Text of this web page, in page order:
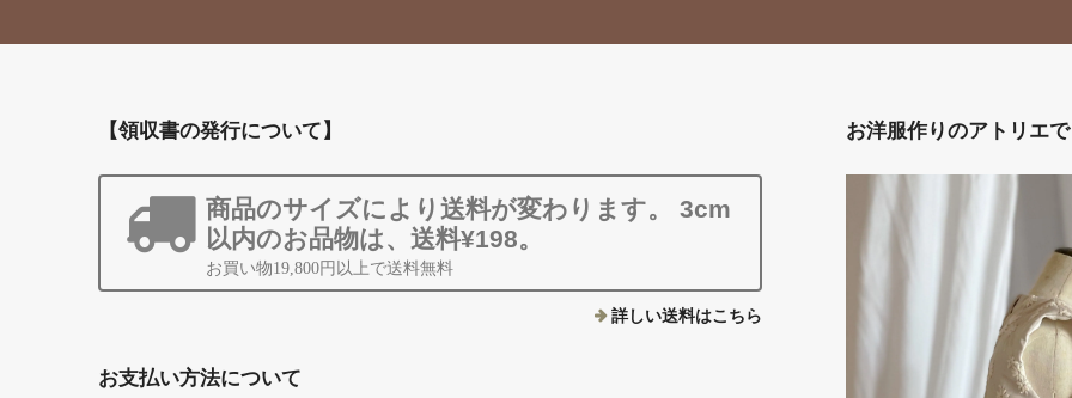
【領収書の発行について】
商品のサイズにより送料が変わります。 3cm
以内のお品物は、送料¥198。
お買い物19,800円以上で送料無料
詳しい送料はこちら
お支払い方法について
お洋服作りのアトリエ